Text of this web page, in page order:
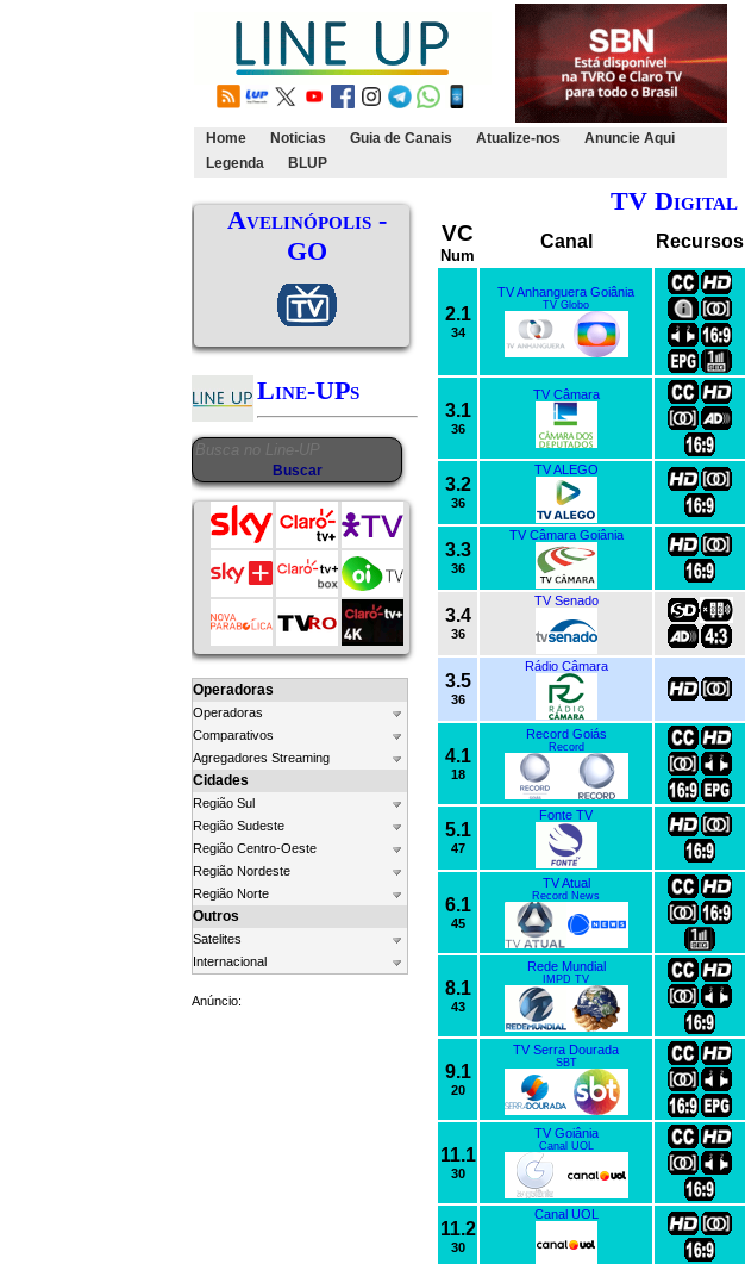
Home Noticias Guia de Canais Atualize-nos
Anuncie Aqui
Legenda
BLUP
Avelinópolis -
GO
Line-UPs
Operadoras
Operadoras
Comparativos
Agregadores Streaming
Cidades
Região Sul
Região Sudeste
Região Centro-Oeste
Região Nordeste
Região Norte
Outros
Satelites
Internacional
Anúncio:
TV Digital
VC
Num
Canal Recursos
2.1
34
TV Anhanguera Goiânia
TV Globo
3.1
36
TV Câmara
3.2
36
TV ALEGO
3.3
36
TV Câmara Goiânia
3.4
36
TV Senado
3.5
36
Rádio Câmara
4.1
18
Record Goiás
Record
5.1
47
Fonte TV
6.1
45
TV Atual
Record News
8.1
43
Rede Mundial
IMPD TV
9.1
20
TV Serra Dourada
SBT
11.1
30
TV Goiânia
Canal UOL
11.2
30
Canal UOL